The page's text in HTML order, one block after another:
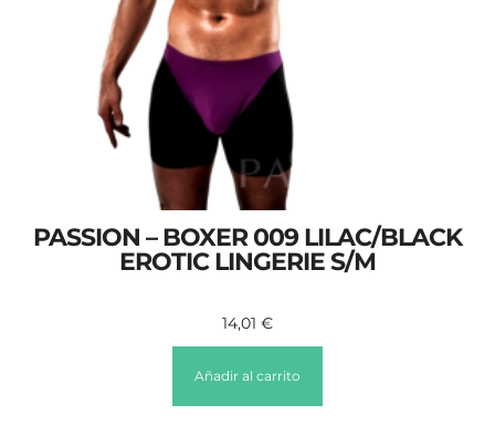
PASSION – BOXER 009 LILAC/BLACK
EROTIC LINGERIE S/M
14,01 €
Añadir al carrito